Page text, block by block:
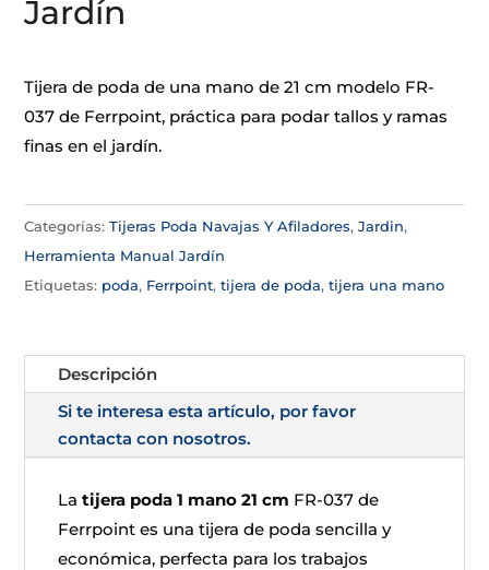
Jardín
Tijera de poda de una mano de 21 cm modelo FR-
037 de Ferrpoint, práctica para podar tallos y ramas
finas en el jardín.
Categorías:Tijeras Poda Navajas Y Afiladores,Jardin,
Herramienta Manual Jardín
Etiquetas: poda, Ferrpoint,tijera de poda,tijera una mano
Descripción
Si te interesa esta artículo, por favor
contacta con nosotros.
Latijera poda 1 mano 21 cm FR-037 de
Ferrpoint es una tijera de poda sencilla y
económica, perfecta para los trabajos